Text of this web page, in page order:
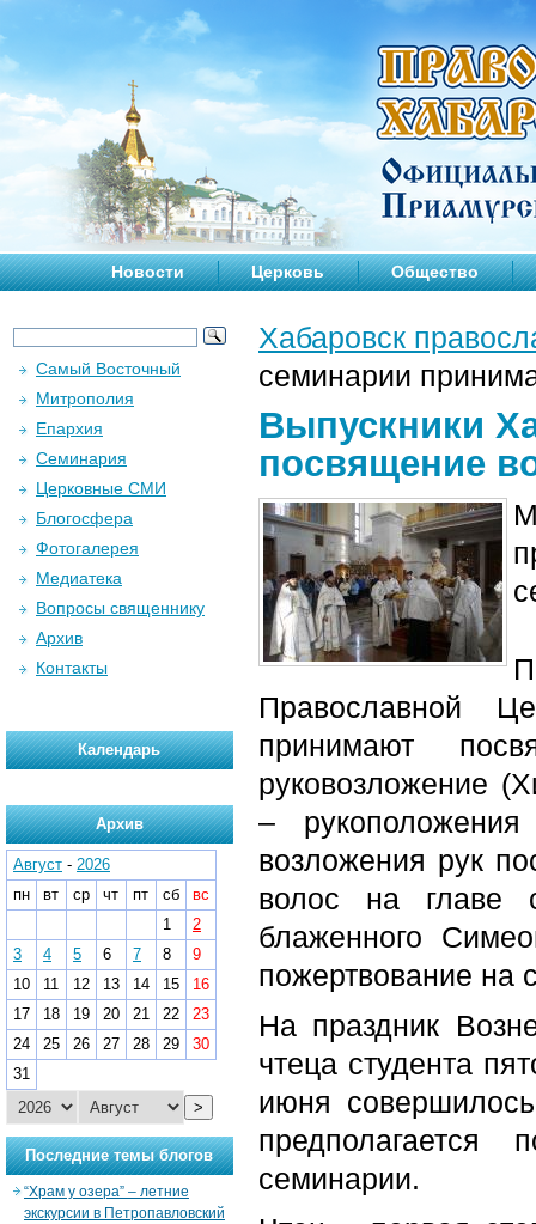
Новости Церковь Общество
Хабаровск
семинарии
Выпускники
посвящение
Православной
принимают
руковозложение
–
возложения рук
волос на главе
блаженного
пожертвование на
На праздник
чтеца студента
июня
предполагается
семинарии.
Самый Восточный
Митрополия
Епархия
Семинария
Церковные СМИ
Блогосфера
Фотогалерея
Медиатека
Вопросы священнику
Архив
Контакты
Календарь
Архив
Август - 2026
пн
вт ср чт пт сб
вс
1
2
3
4 5 6 7 8
9
10
11 12 13 14 15
16
17
18 19 20 21 22
23
24
25 26 27 28 29
30
31
>
Последние темы блогов
“Храм у озера” – летние
экскурсии в Петропавловский